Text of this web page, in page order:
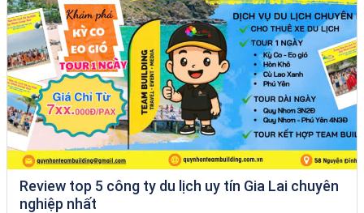
Review top 5 công ty du lịch uy tín Gia Lai chuyên
nghiệp nhất